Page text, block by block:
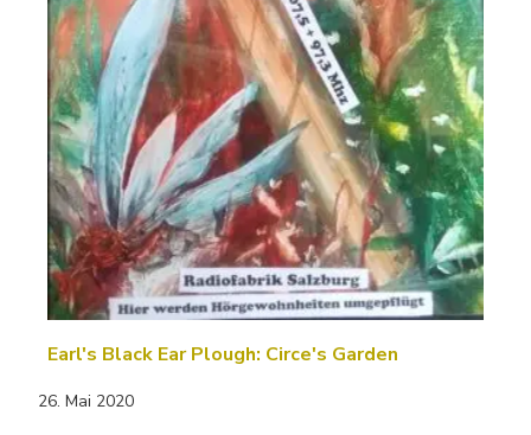
Earl's Black Ear Plough: Circe's Garden
26. Mai 2020